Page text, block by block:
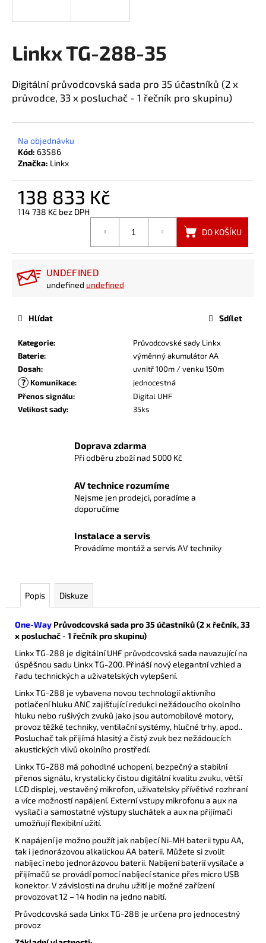
Linkx TG-288-35
Digitální průvodcovská sada pro 35 účastníků (2 x
průvodce, 33 x posluchač - 1 řečník pro skupinu)
Na objednávku
Kód: 63586
Značka: Linkx
138 833 Kč
114 738 Kč bez DPH
DO KOŠÍKU
UNDEFINED
undefined undefined
Kategorie:
Průvodcovské sady Linkx
Baterie:
výměnný akumulátor AA
Dosah: uvnitř 100m / venku 150m
? Komunikace:
jednocestná
Přenos signálu:
Digital UHF
Velikost sady: 35ks
Hlídat Sdílet
Doprava zdarma
Při odběru zboží nad 5000 Kč
AV technice rozumíme
Nejsme jen prodejci, poradíme a
doporučíme
Instalace a servis
Provádíme montáž a servis AV techniky
Popis Diskuze
One-Way Průvodcovská sada pro 35 účastníků (2 x řečník, 33
x posluchač - 1 řečník pro skupinu)
Linkx TG-288 je digitální UHF průvodcovská sada navazující na
úspěšnou sadu Linkx TG-200. Přináší nový elegantní vzhled a
řadu technických a uživatelských vylepšení.
Linkx TG-288 je vybavena novou technologií aktivního
potlačení hluku ANC zajišťující redukci nežádoucího okolního
hluku nebo rušivých zvuků jako jsou automobilové motory,
provoz těžké techniky, ventilační systémy, hlučné trhy, apod..
Posluchač tak přijímá hlasitý a čistý zvuk bez nežádoucích
akustických vlivů okolního prostředí.
Linkx TG-288 má pohodlné uchopení, bezpečný a stabilní
přenos signálu, krystalicky čistou digitální kvalitu zvuku, větší
LCD displej, vestavěný mikrofon, uživatelsky přívětivé rozhraní
a více možností napájení. Externí vstupy mikrofonu a aux na
vysílači a samostatné výstupy sluchátek a aux na přijímači
umožňují flexibilní užití.
K napájení je možno použít jak nabíjecí Ni-MH baterii typu AA,
tak i jednorázovou alkalickou AA baterii. Můžete si zvolit
nabíjecí nebo jednorázovou baterii. Nabíjení baterií vysílače a
přijímačů se provádí pomocí nabíjecí stanice přes micro USB
konektor. V závislosti na druhu užití je možné zařízení
provozovat 12 – 14 hodin na jedno nabití.
Průvodcovská sada Linkx TG-288 je určena pro jednocestný
provoz
í
t
?